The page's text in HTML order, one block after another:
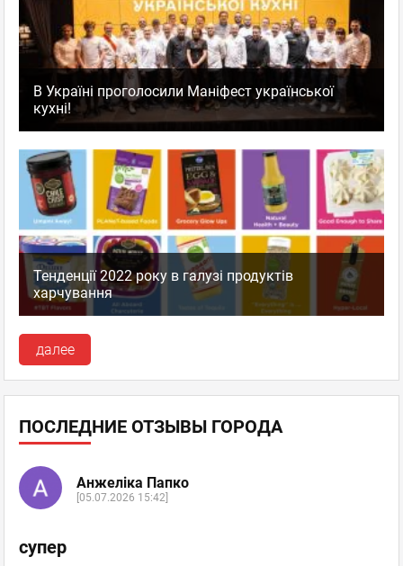
В Україні проголосили Маніфест української
кухні!
Тенденції 2022 року в галузі продуктів
харчування
далее
ПОСЛЕДНИЕ ОТЗЫВЫ ГОРОДА
Анжеліка Папко
[05.07.2026 15:42]
супер